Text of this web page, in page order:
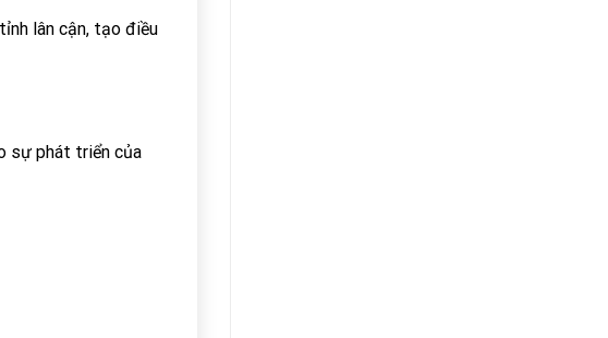
lân cận, tạo điều
sự phát triển của